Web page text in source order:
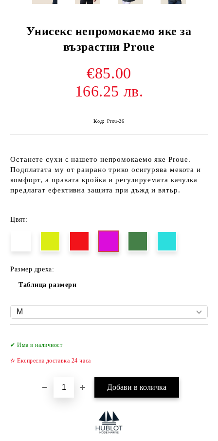
Унисекс непромокаемо яке за
възрастни Proue
€85.00
166.25 лв.
Код: Prou-26
Останете сухи с нашето непромокаемо яке Proue.
Подплатата му от раирано трико осигурява мекота и
комфорт, а правата кройка и регулируемата качулка
предлагат ефективна защита при дъжд и вятьр.
Цвят:
Размер дреха:
Таблица размери
✔ Има в наличност
✫ Експресна доставка 24 часа